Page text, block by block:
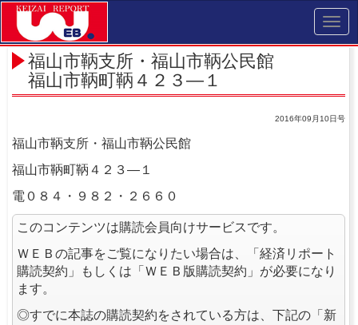
福山市鞆支所・福山市鞆公民館
福山市鞆町鞆４２３―１
2016年09月10日号
福山市鞆支所・福山市鞆公民館
福山市鞆町鞆４２３―１
電０８４・９８２・２６６０
このコンテンツは購読会員向けサービスです。
ＷＥＢの記事をご覧になりたい場合は、「経済リポート
購読契約」もしくは「ＷＥＢ版購読契約」が必要になり
ます。
◎すでに本誌の購読契約をされている方は、下記の「新